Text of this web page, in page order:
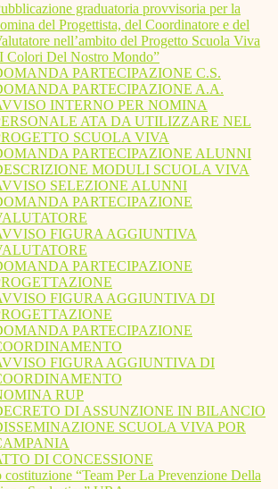
graduatoria provvisoria per la
del Progettista, del Coordinatore e del
nell’ambito del Progetto Scuola Viva
Colori Del Nostro Mondo”
PARTECIPAZIONE C.S.
PARTECIPAZIONE A.A.
INTERNO PER NOMINA
ATA DA UTILIZZARE NEL
SCUOLA VIVA
PARTECIPAZIONE ALUNNI
MODULI SCUOLA VIVA
SELEZIONE ALUNNI
PARTECIPAZIONE
FIGURA AGGIUNTIVA
PARTECIPAZIONE
FIGURA AGGIUNTIVA DI
PARTECIPAZIONE
FIGURA AGGIUNTIVA DI
RUP
DI ASSUNZIONE IN BILANCIO
SCUOLA VIVA POR
DI CONCESSIONE
costituzione “Team Per La Prevenzione Della